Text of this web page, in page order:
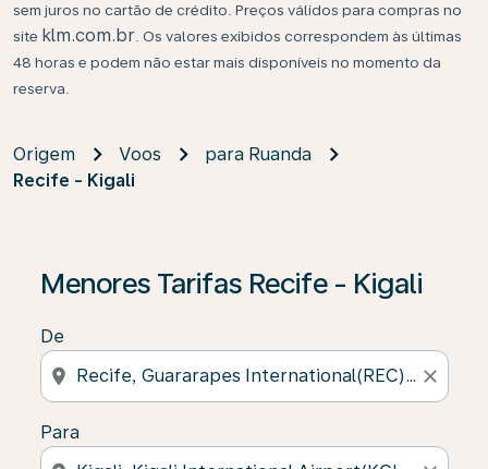
sem juros no cartão de crédito. Preços válidos para compras no
site klm.com.br . Os valores exibidos correspondem às últimas
48 horas e podem não estar mais disponíveis no momento da
reserva.
Origem Voos
para Ruanda
Recife - Kigali
Menores Tarifas Recife - Kigali
De
location_on close
Para
Se não forem encontrados resultados, clique em